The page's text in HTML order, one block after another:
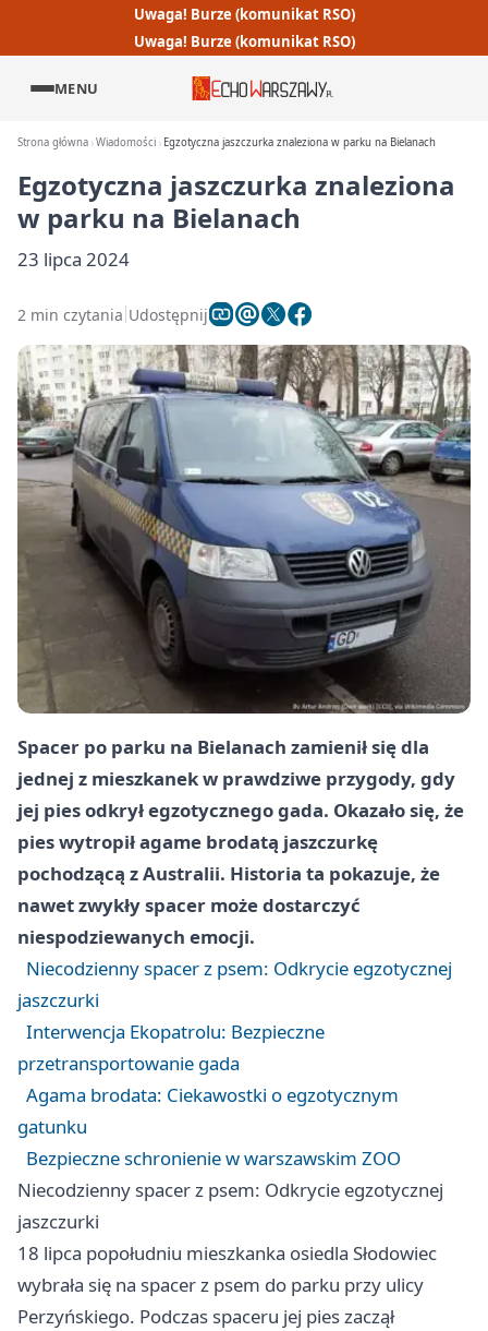
Uwaga! Burze (komunikat RSO)
Uwaga! Burze (komunikat RSO)
MENU
Strona główna Wiadomości Egzotyczna jaszczurka znaleziona w parku na Bielanach
Egzotyczna jaszczurka znaleziona
w parku na Bielanach
23 lipca 2024
2 min czytania Udostępnij
Spacer po parku na Bielanach zamienił się dla
jednej z mieszkanek w prawdziwe przygody, gdy
jej pies odkrył egzotycznego gada. Okazało się, że
pies wytropił agame brodatą jaszczurkę
pochodzącą z Australii. Historia ta pokazuje, że
nawet zwykły spacer może dostarczyć
niespodziewanych emocji.
Niecodzienny spacer z psem: Odkrycie egzotycznej
jaszczurki
Interwencja Ekopatrolu: Bezpieczne
przetransportowanie gada
Agama brodata: Ciekawostki o egzotycznym
gatunku
Bezpieczne schronienie w warszawskim ZOO
Niecodzienny spacer z psem: Odkrycie egzotycznej
jaszczurki
18 lipca popołudniu mieszkanka osiedla Słodowiec
wybrała się na spacer z psem do parku przy ulicy
Perzyńskiego. Podczas spaceru jej pies zaczął